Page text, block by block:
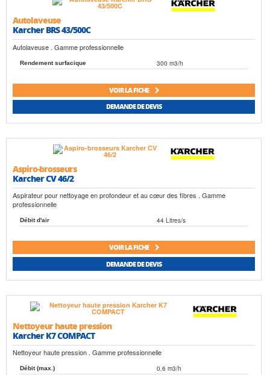
Autolaveuse
Karcher BRS 43/500C
Autolaveuse . Gamme professionnelle
Rendement surfacique 300 m3/h
VOIR LA FICHE
DEMANDE DE DEVIS
Aspiro-brosseurs
Karcher CV 46/2
Aspirateur pour nettoyage en profondeur et au cœur des fibres . Gamme
professionnelle
Débit d'air 44 Litres/s
VOIR LA FICHE
DEMANDE DE DEVIS
Nettoyeur haute pression
Karcher K7 COMPACT
Nettoyeur haute pression . Gamme professionnelle
Débit (max.) 0.6 m3/h